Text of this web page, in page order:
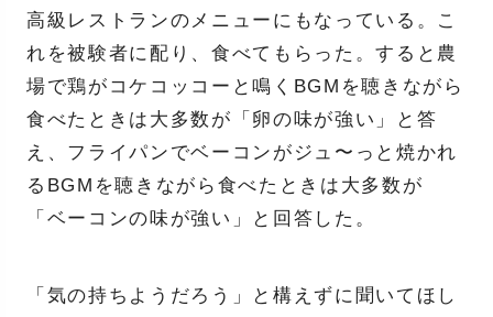
高級レストランのメニューにもなっている。こ
れを被験者に配り、食べてもらった。すると農
場で鶏がコケコッコーと鳴くBGMを聴きながら
食べたときは大多数が「卵の味が強い」と答
え、フライパンでベーコンがジュ〜っと焼かれ
るBGMを聴きながら食べたときは大多数が
「ベーコンの味が強い」と回答した。
「気の持ちようだろう」と構えずに聞いてほし